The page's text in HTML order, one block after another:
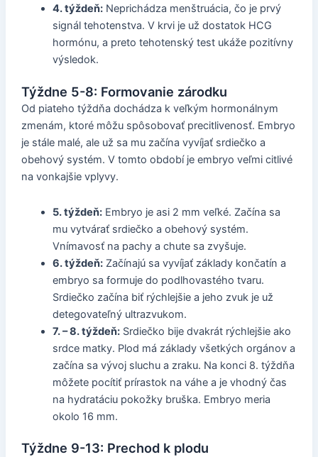
4. týždeň:Neprichádza menštruácia, čo je prvý
signál tehotenstva. V krvi je už dostatok HCG
hormónu, a preto tehotenský test ukáže pozitívny
výsledok.
Týždne 5-8: Formovanie zárodku
Od piateho týždňa dochádza k veľkým hormonálnym
zmenám, ktoré môžu spôsobovať precitlivenosť. Embryo
je stále malé, ale už sa mu začína vyvíjať srdiečko a
obehový systém. V tomto období je embryo veľmi citlivé
na vonkajšie vplyvy.
5. týždeň:Embryo je asi 2 mm veľké. Začína sa
mu vytvárať srdiečko a obehový systém.
Vnímavosť na pachy a chute sa zvyšuje.
6. týždeň:Začínajú sa vyvíjať základy končatín a
embryo sa formuje do podlhovastého tvaru.
Srdiečko začína biť rýchlejšie a jeho zvuk je už
detegovateľný ultrazvukom.
7. – 8. týždeň:Srdiečko bije dvakrát rýchlejšie ako
srdce matky. Plod má základy všetkých orgánov a
začína sa vývoj sluchu a zraku. Na konci 8. týždňa
môžete pocítiť prírastok na váhe a je vhodný čas
na hydratáciu pokožky bruška. Embryo meria
okolo 16 mm.
Týždne 9-13: Prechod k plodu